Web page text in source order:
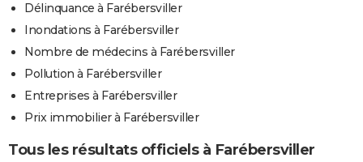
Délinquance à Farébersviller
Inondations à Farébersviller
Nombre de médecins à Farébersviller
Pollution à Farébersviller
Entreprises à Farébersviller
Prix immobilier à Farébersviller
Tous les résultats officiels à Farébersviller